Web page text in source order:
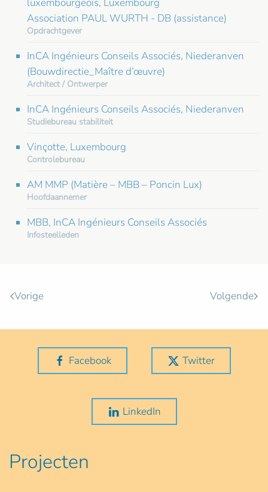
luxembourgeois, Luxembourg
Association PAUL WURTH - DB (assistance)
Opdrachtgever
InCA Ingénieurs Conseils Associés, Niederanven
(Bouwdirectie_Maître d’œuvre)
Architect / Ontwerper
InCA Ingénieurs Conseils Associés, Niederanven
Studiebureau stabiliteit
Vinçotte, Luxembourg
Controlebureau
AM MMP (Matière – MBB – Poncin Lux)
Hoofdaannemer
MBB, InCA Ingénieurs Conseils Associés
Infosteelleden
Vorige Volgende
Facebook Twitter
LinkedIn
Projecten